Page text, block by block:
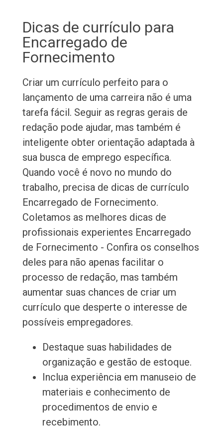
Dicas de currículo para
Encarregado de
Fornecimento
Criar um currículo perfeito para o
lançamento de uma carreira não é uma
tarefa fácil. Seguir as regras gerais de
redação pode ajudar, mas também é
inteligente obter orientação adaptada à
sua busca de emprego específica.
Quando você é novo no mundo do
trabalho, precisa de dicas de currículo
Encarregado de Fornecimento.
Coletamos as melhores dicas de
profissionais experientes Encarregado
de Fornecimento - Confira os conselhos
deles para não apenas facilitar o
processo de redação, mas também
aumentar suas chances de criar um
currículo que desperte o interesse de
possíveis empregadores.
Destaque suas habilidades de
organização e gestão de estoque.
Inclua experiência em manuseio de
materiais e conhecimento de
procedimentos de envio e
recebimento.